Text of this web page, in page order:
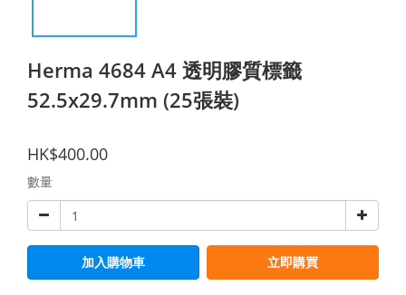
Herma 4684 A4 透明膠質標籤
52.5x29.7mm (25張裝)
HK$400.00
數量
加入購物車 立即購買